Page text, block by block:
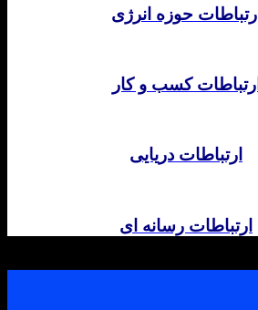
ارتباطات حوزه انرژی
ارتباطات کسب و کار
ارتباطات دریایی
ارتباطات رسانه ای